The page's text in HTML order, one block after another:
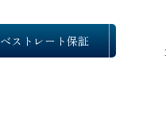
ベストレート保証